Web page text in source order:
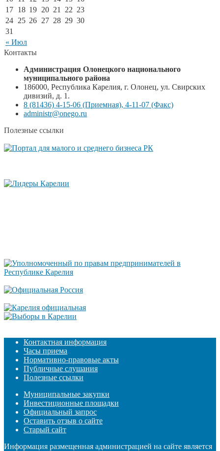
« Июл
17 18 19 20 21 22 23
24 25 26 27 28 29 30
31
Контакты
Администрация Олонецкого национального
муниципального района
186000, Республика Карелия, г. Олонец, ул. Свирских
дивизий, д. 1.
8 (81436) 4-15-06 (Приемная), 4-11-07 (Факс)
administr@onego.ru
Полезные ссылки
Контактная информация
Часы приема
Нормативно-правовые акты
Публичные слушания
Полезные ссылки
Муниципальные закупки
Инвестиционные площадки
Официальный запрос
Оставить отзыв о сайте
Старый сайт
Информация размещенная администрацией на сайте является